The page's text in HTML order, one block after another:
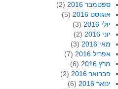
ספטמבר 2016
(2)
אוגוסט 2016
(5)
יולי 2016
(3)
יוני 2016
(2)
מאי 2016
(3)
אפריל 2016
(7)
מרץ 2016
(6)
פברואר 2016
(2)
ינואר 2016
(6)